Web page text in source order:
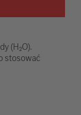
(H₂O).
stosować